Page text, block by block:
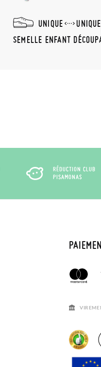
UNIQUE
UNIQUE
SEMELLE ENFANT
RÉDUCTION CLUB
PISAMONAS